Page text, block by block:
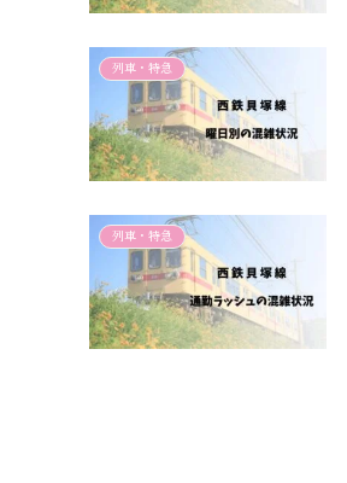
列車・特急
列車・特急